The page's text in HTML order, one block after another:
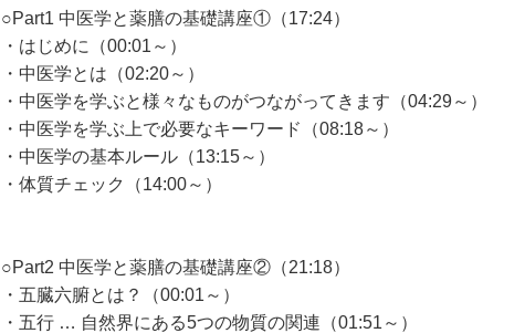
○Part1 中医学と薬膳の基礎講座①（17:24）
・はじめに（00:01～）
・中医学とは（02:20～）
・中医学を学ぶと様々なものがつながってきます（04:29～）
・中医学を学ぶ上で必要なキーワード（08:18～）
・中医学の基本ルール（13:15～）
・体質チェック（14:00～）
○Part2 中医学と薬膳の基礎講座②（21:18）
・五臓六腑とは？（00:01～）
・五行 … 自然界にある5つの物質の関連（01:51～）